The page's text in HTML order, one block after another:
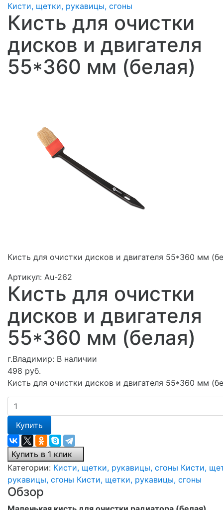
Кисти, щетки, рукавицы, сгоны
Кисть для очистки
дисков и двигателя
55*360 мм (белая)
Кисть для очистки дисков и двигателя 55*360 мм
Артикул: Au-262
Кисть для очистки
дисков и двигателя
55*360 мм (белая)
г.Владимир: В наличии
498 руб.
Кисть для очистки дисков и двигателя 55*360 мм
Купить
Купить в 1 клик
Категории: Кисти, щетки, рукавицы, сгоны Кисти,
рукавицы, сгоны Кисти, щетки, рукавицы, сгоны
Обзор